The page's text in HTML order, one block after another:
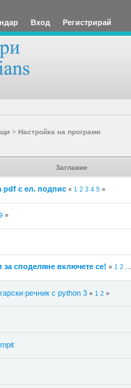
Вход Регистрирай
> Настройка на програми
Заглавие
pdf с ел. подпис « 1 2 3 4 5»
»
за споделяне включете се! « 1 2...
речник с python 3 « 1 2»